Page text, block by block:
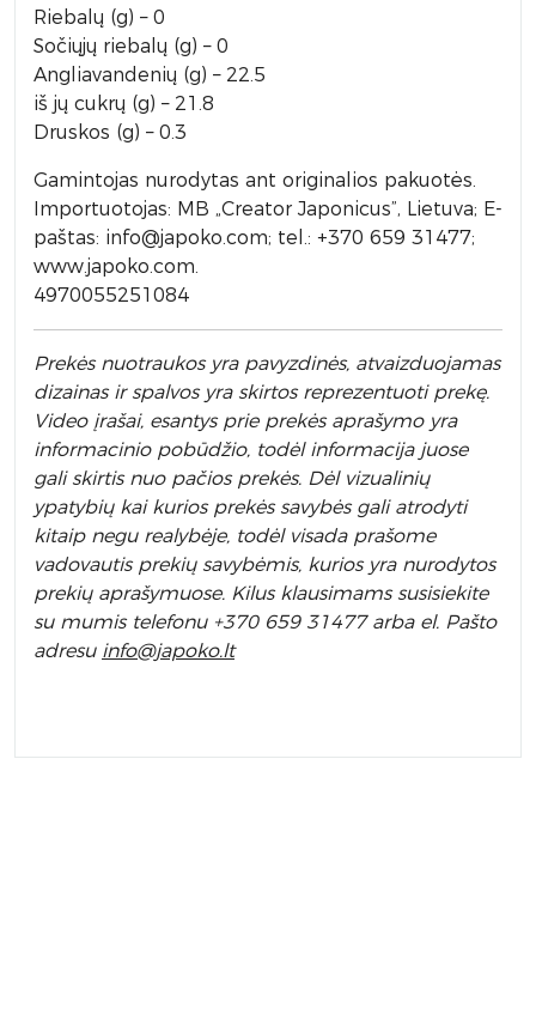
Riebalų (g) – 0
Sočiųjų riebalų (g) – 0
Angliavandenių (g) – 22.5
iš jų cukrų (g) – 21.8
Druskos (g) – 0.3
Gamintojas nurodytas ant originalios pakuotės.
Importuotojas: MB „Creator Japonicus”, Lietuva; E-
paštas: info@japoko.com; tel.: +370 659 31477;
www.japoko.com.
4970055251084
Prekės nuotraukos yra pavyzdinės, atvaizduojamas
dizainas ir spalvos yra skirtos reprezentuoti prekę.
Video įrašai, esantys prie prekės aprašymo yra
informacinio pobūdžio, todėl informacija juose
gali skirtis nuo pačios prekės. Dėl vizualinių
ypatybių kai kurios prekės savybės gali atrodyti
kitaip negu realybėje, todėl visada prašome
vadovautis prekių savybėmis, kurios yra nurodytos
prekių aprašymuose. Kilus klausimams susisiekite
su mumis telefonu +370 659 31477 arba el. Pašto
adresu info@japoko.lt